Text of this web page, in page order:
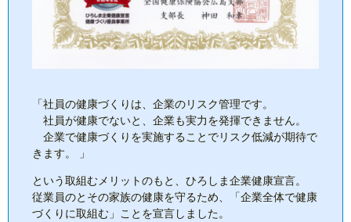
「社員の健康づくりは、企業のリスク管理です。
社員が健康でないと、企業も実力を発揮できません。
企業で健康づくりを実施することでリスク低減が期待で
きます。 」
という取組むメリットのもと、ひろしま企業健康宣言。
従業員のとその家族の健康を守るため、「企業全体で健康
づくりに取組む」ことを宣言しました。